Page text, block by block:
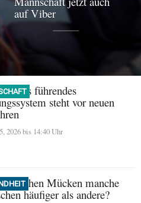
auf Viber
führendes
steht vor neuen
2026 bis 14:40 Uhr
stechen Mücken manche
häufiger als andere?